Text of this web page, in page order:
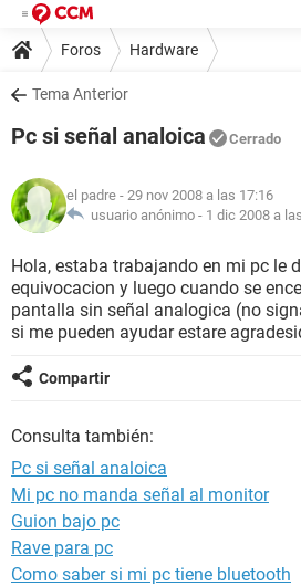
Foros Hardware
Tema Anterior
Pc si señal analoica Cerrado
el padre - 29 nov 2008 a las 17:16
usuario anónimo - 1 dic 2008 a
Hola, estaba trabajando en mi pc le
equivocacion y luego cuando se
pantalla sin señal analogica (no
si me pueden ayudar estare
Compartir
Consulta también:
Pc si señal analoica
Mi pc no manda señal al monitor
Guion bajo pc
Rave para pc
Como saber si mi pc tiene bluetooth